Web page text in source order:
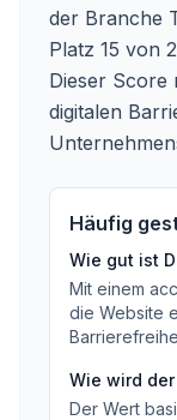
der Branche
Platz 15 von
Dieser Score
digitalen
Häufig
Wie gut ist
Mit einem
die Website
Wie wird
Der Wert